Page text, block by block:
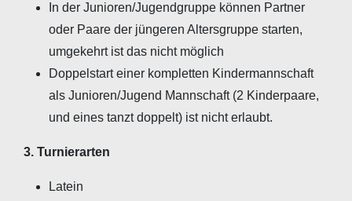
In der Junioren/Jugendgruppe können Partner
oder Paare der jüngeren Altersgruppe starten,
umgekehrt ist das nicht möglich
Doppelstart einer kompletten Kindermannschaft
als Junioren/Jugend Mannschaft (2 Kinderpaare,
und eines tanzt doppelt) ist nicht erlaubt.
3. Turnierarten
Latein